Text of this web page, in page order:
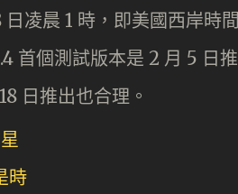
凌晨 1 時，即美國西岸時間
首個測試版本是 2 月 5 日推
日推出也合理。